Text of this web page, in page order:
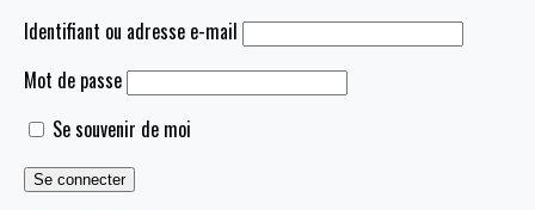
Identifiant ou adresse e-mail
Mot de passe
Se souvenir de moi